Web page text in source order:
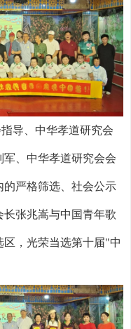
导、中华孝道研究会
、中华孝道研究会会
严格筛选、社会公示
张兆嵩与中国青年歌
，光荣当选第十届"中